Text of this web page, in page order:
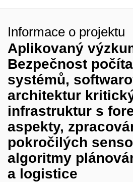
Informace o projektu
Aplikovaný
Bezpečnost
systémů,
architektur
infrastruktur s
aspekty,
pokročilých
algoritmy
a logistice